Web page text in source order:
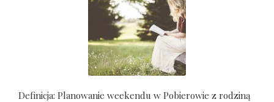
Definicja: Planowanie weekendu w Pobierowie z rodziną